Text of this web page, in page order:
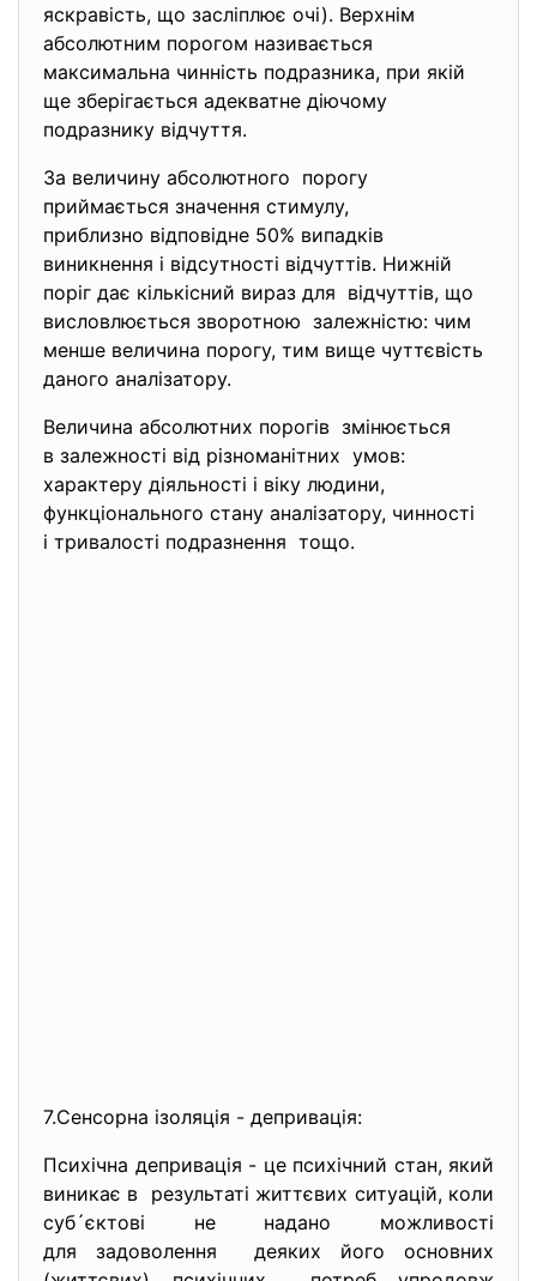
яскравість, що засліплює очі). Верхнім
абсолютним порогом називається
максимальна чинність подразника, при якій
ще зберігається адекватне діючому
подразнику відчуття.
За величину абсолютного порогу
приймається значення стимулу,
приблизно відповідне 50% випадків
виникнення і відсутності відчуттів. Нижній
поріг дає кількісний вираз для відчуттів, що
висловлюється зворотною залежністю: чим
менше величина порогу, тим вище чуттєвість
даного аналізатору.
Величина абсолютних порогів змінюється
в залежності від різноманітних умов:
характеру діяльності і віку людини,
функціонального стану аналізатору, чинності
і тривалості подразнення тощо.
7.Сенсорна ізоляція - депривація:
Психічна депривація - це психічний стан, який
виникає в результаті життєвих ситуацій, коли
суб´єктові не надано можливості
для задоволення деяких його основних